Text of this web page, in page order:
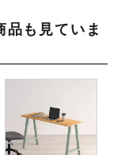
品も見ていま